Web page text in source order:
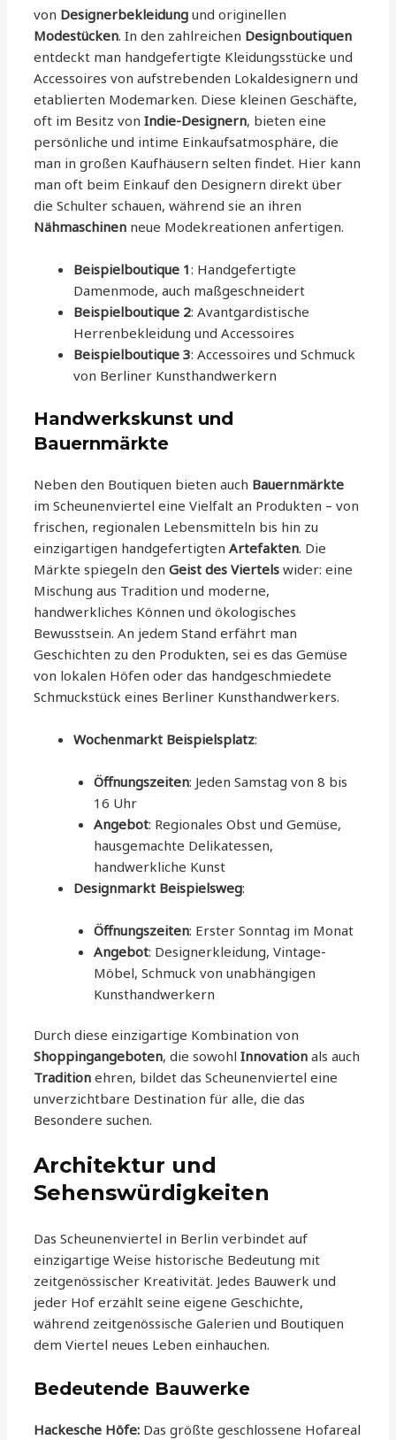
von Designerbekleidung und originellen
Modestücken. In den zahlreichen Designboutiquen
entdeckt man handgefertigte Kleidungsstücke und
Accessoires von aufstrebenden Lokaldesignern und
etablierten Modemarken. Diese kleinen Geschäfte,
oft im Besitz vonIndie-Designern, bieten eine
persönliche und intime Einkaufsatmosphäre, die
man in großen Kaufhäusern selten findet. Hier kann
man oft beim Einkauf den Designern direkt über
die Schulter schauen, während sie an ihren
Nähmaschinen neue Modekreationen anfertigen.
Beispielboutique 1: Handgefertigte
Damenmode, auch maßgeschneidert
Beispielboutique 2: Avantgardistische
Herrenbekleidung und Accessoires
Beispielboutique 3: Accessoires und Schmuck
von Berliner Kunsthandwerkern
Handwerkskunst und
Bauernmärkte
Neben den Boutiquen bieten auch Bauernmärkte
im Scheunenviertel eine Vielfalt an Produkten – von
frischen, regionalen Lebensmitteln bis hin zu
einzigartigen handgefertigtenArtefakten. Die
Märkte spiegeln denGeist des Viertels wider: eine
Mischung aus Tradition und moderne,
handwerkliches Können und ökologisches
Bewusstsein. An jedem Stand erfährt man
Geschichten zu den Produkten, sei es das Gemüse
von lokalen Höfen oder das handgeschmiedete
Schmuckstück eines Berliner Kunsthandwerkers.
Wochenmarkt Beispielsplatz:
Öffnungszeiten: Jeden Samstag von 8 bis
16 Uhr
Angebot: Regionales Obst und Gemüse,
hausgemachte Delikatessen,
handwerkliche Kunst
Designmarkt Beispielsweg:
Öffnungszeiten: Erster Sonntag im Monat
Angebot: Designerkleidung, Vintage-
Möbel, Schmuck von unabhängigen
Kunsthandwerkern
Durch diese einzigartige Kombination von
Shoppingangeboten, die sowohlInnovation als auch
Tradition ehren, bildet das Scheunenviertel eine
unverzichtbare Destination für alle, die das
Besondere suchen.
Architektur und
Sehenswürdigkeiten
Das Scheunenviertel in Berlin verbindet auf
einzigartige Weise historische Bedeutung mit
zeitgenössischer Kreativität. Jedes Bauwerk und
jeder Hof erzählt seine eigene Geschichte,
während zeitgenössische Galerien und Boutiquen
dem Viertel neues Leben einhauchen.
Bedeutende Bauwerke
Hackesche Höfe: Das größte geschlossene Hofareal